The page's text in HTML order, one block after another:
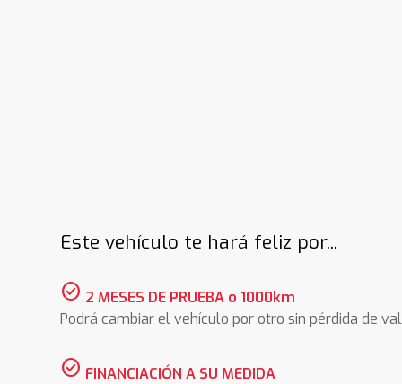
Este vehículo te hará feliz por...
check_circle 2 MESES DE PRUEBA o 1000km
Podrá cambiar el vehículo por otro sin pérdida de
check_circle FINANCIACIÓN A SU MEDIDA